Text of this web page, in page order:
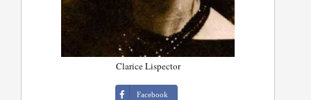
Clarice Lispector
Facebook